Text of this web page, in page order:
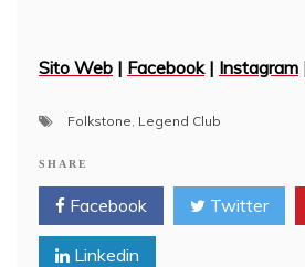
Sito Web | Facebook| Instagram
Folkstone Legend Club
SHARE
Facebook Twitter
Linkedin